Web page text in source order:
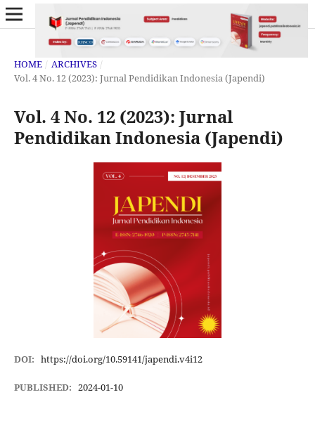
HOME / ARCHIVES /
Vol. 4 No. 12 (2023): Jurnal Pendidikan Indonesia (Japendi)
Vol. 4 No. 12 (2023): Jurnal
Pendidikan Indonesia (Japendi)
DOI: https://doi.org/10.59141/japendi.v4i12
PUBLISHED: 2024-01-10